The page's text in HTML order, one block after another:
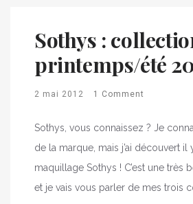
Sothys :
printemps/été
2 mai 2012 1 Comment
Sothys, vous connaissez ? Je
de la marque, mais j’ai découvert
maquillage Sothys ! C’est une très
et je vais vous parler de mes trois